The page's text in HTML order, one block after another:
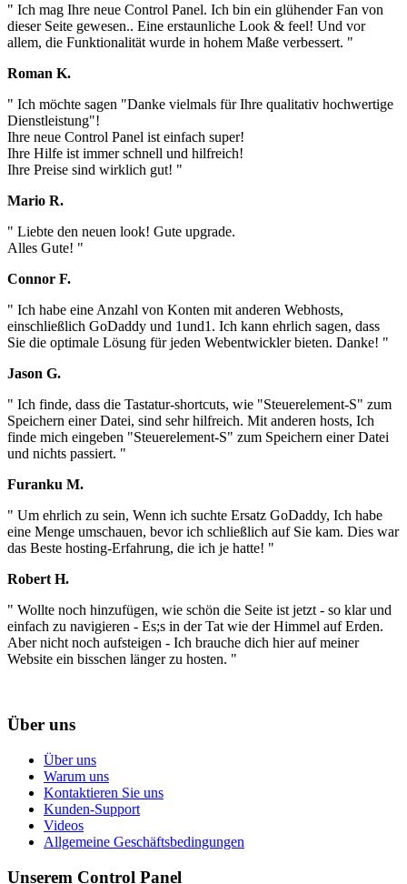
" Ich mag Ihre neue Control Panel. Ich bin ein glühender Fan von
dieser Seite gewesen.. Eine erstaunliche Look & feel! Und vor
allem, die Funktionalität wurde in hohem Maße verbessert. "
Roman K.
" Ich möchte sagen "Danke vielmals für Ihre qualitativ hochwertige
Dienstleistung"!
Ihre neue Control Panel ist einfach super!
Ihre Hilfe ist immer schnell und hilfreich!
Ihre Preise sind wirklich gut! "
Mario R.
" Liebte den neuen look! Gute upgrade.
Alles Gute! "
Connor F.
" Ich habe eine Anzahl von Konten mit anderen Webhosts,
einschließlich GoDaddy und 1und1. Ich kann ehrlich sagen, dass
Sie die optimale Lösung für jeden Webentwickler bieten. Danke! "
Jason G.
" Ich finde, dass die Tastatur-shortcuts, wie "Steuerelement-S" zum
Speichern einer Datei, sind sehr hilfreich. Mit anderen hosts, Ich
finde mich eingeben "Steuerelement-S" zum Speichern einer Datei
und nichts passiert. "
Furanku M.
" Um ehrlich zu sein, Wenn ich suchte Ersatz GoDaddy, Ich habe
eine Menge umschauen, bevor ich schließlich auf Sie kam. Dies war
das Beste hosting-Erfahrung, die ich je hatte! "
Robert H.
" Wollte noch hinzufügen, wie schön die Seite ist jetzt - so klar und
einfach zu navigieren - Es;s in der Tat wie der Himmel auf Erden.
Aber nicht noch aufsteigen - Ich brauche dich hier auf meiner
Website ein bisschen länger zu hosten. "
Über uns
Über uns
Warum uns
Kontaktieren Sie uns
Kunden-Support
Videos
Allgemeine Geschäftsbedingungen
Unserem Control Panel